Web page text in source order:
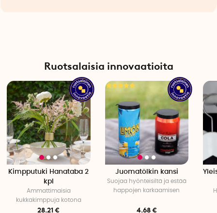
Kimpputuki Hanataba 2
kpl
Ammattimaisia
kukkakimppuja kotona
28.21 €
Juomatölkin kansi
Suojaa hyönteisiltä ja estää
happojen karkaamisen
4.68 €
Ruotsalaisia innovaatioita